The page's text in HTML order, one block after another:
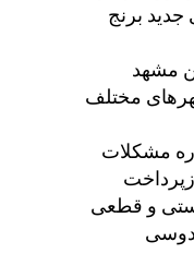
برنج
مشهد
مختلف
مشکلات
و قطعی